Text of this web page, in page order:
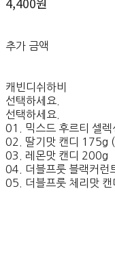
추가 금액
캐빈디쉬하비
선택하세요.
선택하세요.
01. 믹스드 후르티 셀
02. 딸기맛 캔디 175g
03. 레몬맛 캔디 200g
04. 더블프룻 블랙커런
05. 더블프룻 체리맛